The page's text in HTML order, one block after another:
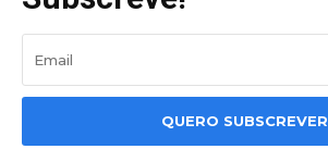
QUERO SUBSCREVER